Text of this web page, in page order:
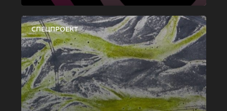
СПЕЦПРОЕКТ